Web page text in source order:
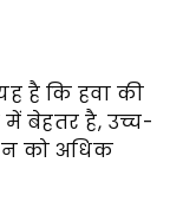
है कि हवा की
बेहतर है, उच्च-
को अधिक